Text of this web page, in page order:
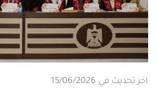
اخر تحديث في 15/06/2026